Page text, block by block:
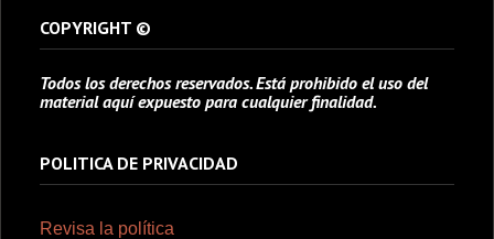
COPYRIGHT ©
Todos los derechos reservados. Está prohibido el uso del
material aquí expuesto para cualquier finalidad.
POLITICA DE PRIVACIDAD
Revisa la política